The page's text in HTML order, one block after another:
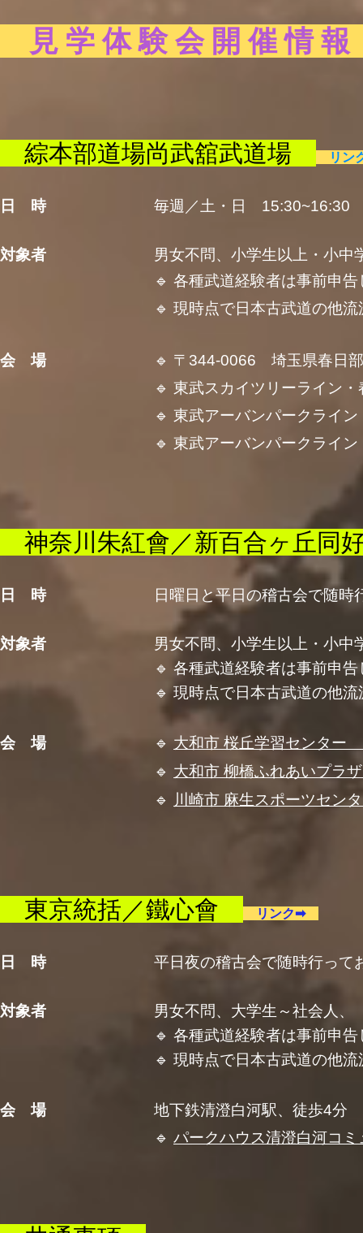
見学体験会開催情
綜本部道場尚武舘武道場 リ
日 時毎週／土・日
対象者 男女不問、小学生以上・ 小中
🔹 各種武道経験者は事前申告して
🔹 現時点で日本古武道の他流派門人の
会 場🔹 〒344-0066 埼玉県春日部市
🔹 東武スカイツリーライン・春日
🔹 東武アーバンパークライン・八
🔹 東武アーバンパークライン・豊
神奈川朱紅會／新百合ヶ丘同
日 時日曜日と平日の稽古会で随時行
対象者 男女不問、小学生以上・ 小中
🔹 各種武道経験者は事前申告して
🔹 現時点で日本古武道の他流派門人の
会 場🔹 大和市 桜丘学習セン
🔹 大和市 柳橋ふれあいプ
🔹 川崎市 麻生スポーツセ
東京統括／鐵心會 リンク➡
日 時平日夜の稽古会で随時行ってお
対象者 男女不問、大学生～社会人、
🔹 各種武道経験者は事前申告して
🔹 現時点で日本古武道の他流派門人の
会 場地下鉄清澄白河駅、徒歩4分
🔹 パークハウス清澄白河